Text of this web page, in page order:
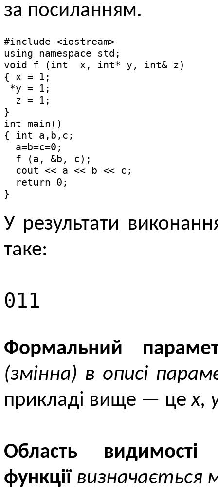
за посиланням.
#include <iostream>
using namespace std;
void f (int  x, int* y, int& z)
{ x = 1;
*y = 1;
  z = 1;
}
int main()
{ int a,b,c;
  a=b=c=0;
  f (a, &b, c);
  cout << a << b << c;
  return 0;
}
У результати
таке:
011
Формальний
(змінна) в описі
прикладі вище — цеx,
Область
функції визначається